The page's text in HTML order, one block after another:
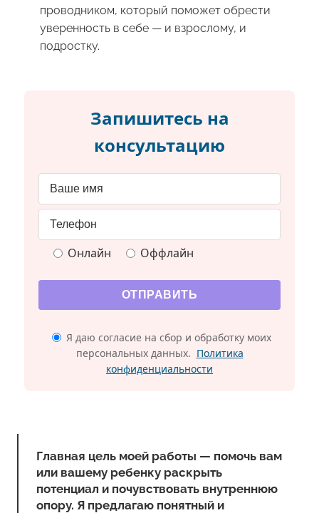
проводником, который поможет обрести
уверенность в себе — и взрослому, и
подростку.
Запишитесь на
консультацию
Онлайн Оффлайн
Я даю согласие на сбор и обработку моих
персональных данных. Политика
конфиденциальности
Главная цель моей работы — помочь вам
или вашему ребенку раскрыть
потенциал и почувствовать внутреннюю
опору. Я предлагаю понятный и